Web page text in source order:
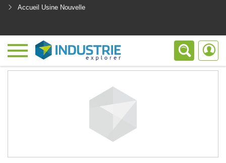
Accueil Usine Nouvelle